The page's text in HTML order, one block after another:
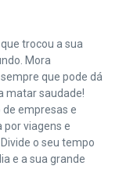
trocou a sua
Mora
que pode dá
matar saudade!
empresas e
viagens e
o seu tempo
e a sua grande